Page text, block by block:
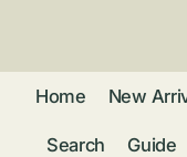
Home New
Search Guide